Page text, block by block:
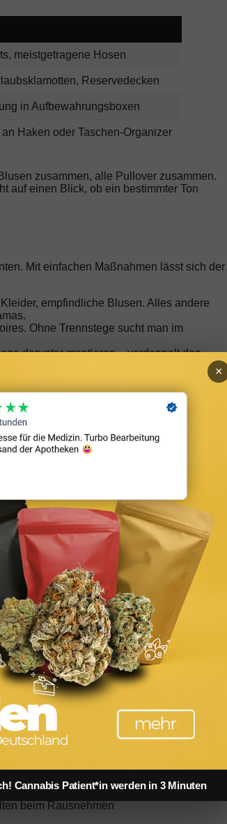
meistgetragene Hosen
Reservedecken
in Aufbewahrungsboxen
Haken oder Taschen-Organizer
zusammen, alle Pullover zusammen.
auf einen Blick, ob ein bestimmter Ton
Mit einfachen Maßnahmen lässt sich der
empfindliche Blusen. Alles andere
Ohne Trennstege sucht man im
darunter montieren – verdoppelt den
für Schals, Gürtel, Handtaschen
komprimieren Winterjacken und Decken
vs. Verkehrswert: Was Investoren bei
wissen müssen
Drei Methoden dominieren:
Blick sichtbar
beim Rausnehmen
Cannabis Patient*in werden in 3 Minuten
×